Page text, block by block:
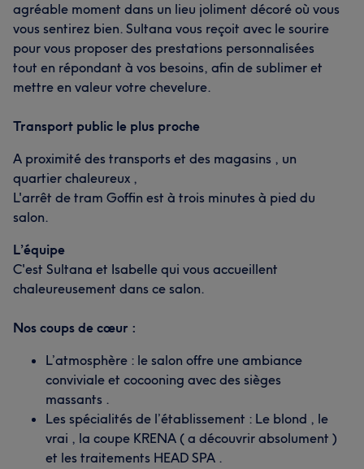
agréable moment dans un lieu joliment décoré où vous
vous sentirez bien. Sultana vous reçoit avec le sourire
pour vous proposer des prestations personnalisées
tout en répondant à vos besoins, afin de sublimer et
mettre en valeur votre chevelure.
Transport public le plus proche
A proximité des transports et des magasins , un
quartier chaleureux ,
L'arrêt de tram Goffin est à trois minutes à pied du
salon.
L’équipe
C'est Sultana et Isabelle qui vous accueillent
chaleureusement dans ce salon.
Nos coups de cœur :
L’atmosphère : le salon offre une ambiance
conviviale et cocooning avec des sièges
massants .
Les spécialités de l’établissement : Le blond , le
vrai , la coupe KRENA ( a découvrir absolument )
et les traitements HEAD SPA .